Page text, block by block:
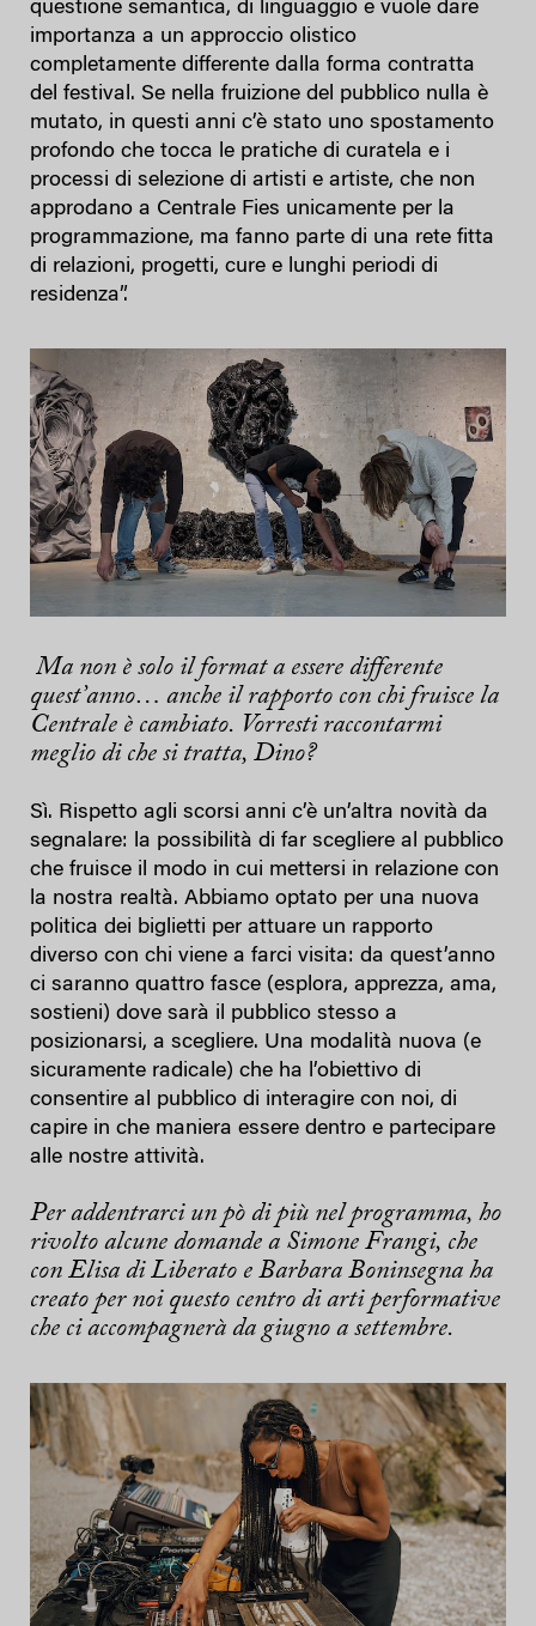
questione semantica, di linguaggio e vuole dare
importanza a un approccio olistico
completamente differente dalla forma contratta
del festival. Se nella fruizione del pubblico nulla è
mutato, in questi anni c’è stato uno spostamento
profondo che tocca le pratiche di curatela e i
processi di selezione di artisti e artiste, che non
approdano a Centrale Fies unicamente per la
programmazione, ma fanno parte di una rete fitta
di relazioni, progetti, cure e lunghi periodi di
residenza”.
Ma non è solo il format a essere differente
quest’anno… anche il rapporto con chi fruisce la
Centrale è cambiato. Vorresti raccontarmi
meglio di che si tratta, Dino?
Sì. Rispetto agli scorsi anni c’è un’altra novità da
segnalare: la possibilità di far scegliere al pubblico
che fruisce il modo in cui mettersi in relazione con
la nostra realtà. Abbiamo optato per una nuova
politica dei biglietti per attuare un rapporto
diverso con chi viene a farci visita: da quest’anno
ci saranno quattro fasce (esplora, apprezza, ama,
sostieni) dove sarà il pubblico stesso a
posizionarsi, a scegliere. Una modalità nuova (e
sicuramente radicale) che ha l’obiettivo di
consentire al pubblico di interagire con noi, di
capire in che maniera essere dentro e partecipare
alle nostre attività.
Per addentrarci un pò di più nel programma, ho
rivolto alcune domande a Simone Frangi, che
con Elisa di Liberato e Barbara Boninsegna ha
creato per noi questo centro di arti performative
che ci accompagnerà da giugno a settembre.